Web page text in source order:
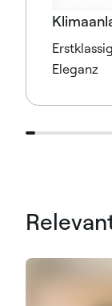
Eleganz